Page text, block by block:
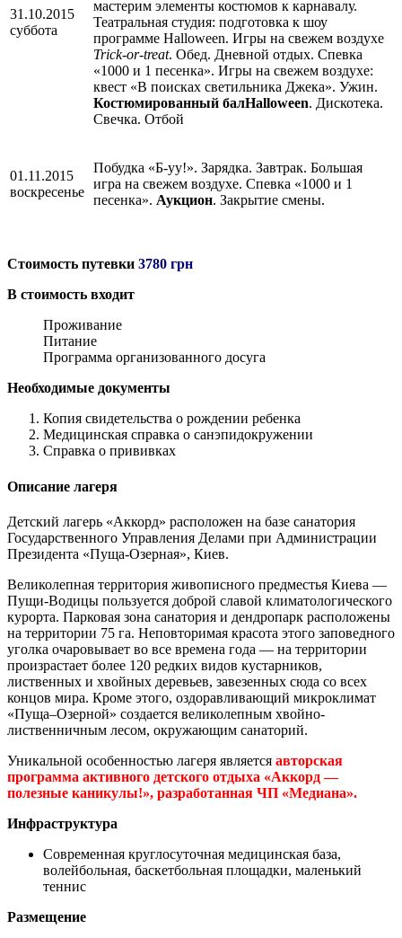
31.10.2015
суббота
мастерим элементы костюмов к карнавалу.
Театральная студия: подготовка к шоу
программе Нalloween. Игры на свежем воздухе
Trick-or-treat. Обед. Дневной отдых. Спевка
«1000 и 1 песенка». Игры на свежем воздухе:
квест «В поисках светильника Джека». Ужин.
Костюмированный балНalloween. Дискотека.
Свечка. Отбой
01.11.2015
воскресенье
Побудка «Б-уу!». Зарядка. Завтрак. Большая
игра на свежем воздухе. Спевка «1000 и 1
песенка». Аукцион. Закрытие смены.
Стоимость путевки 3780 грн
В стоимость входит
Проживание
Питание
Программа организованного досуга
Необходимые документы
Копия свидетельства о рождении ребенка
Медицинская справка о санэпидокружении
Справка о прививках
Описание лагеря
Детский лагерь «Аккорд» расположен на базе санатория
Государственного Управления Делами при Администрации
Президента «Пуща-Озерная», Киев.
Великолепная территория живописного предместья Киева —
Пущи-Водицы пользуется доброй славой климатологического
курорта. Парковая зона санатория и дендропарк расположены
на территории 75 га. Неповторимая красота этого заповедного
уголка очаровывает во все времена года — на территории
произрастает более 120 редких видов кустарников,
лиственных и хвойных деревьев, завезенных сюда со всех
концов мира. Кроме этого, оздоравливающий микроклимат
«Пуща–Озерной» создается великолепным хвойно-
лиственничным лесом, окружающим санаторий.
Уникальной особенностью лагеря является авторская
программа активного детского отдыха «Аккорд —
полезные каникулы!», разработанная ЧП «Медиана».
Инфраструктура
Современная круглосуточная медицинская база,
волейбольная, баскетбольная площадки, маленький
теннис
Размещение